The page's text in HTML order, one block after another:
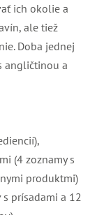
ich okolie a
ale tiež
Doba jednej
angličtinou a
(4 zoznamy s
produktmi)
prísadami a 12